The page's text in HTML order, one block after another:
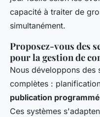
capacité à traiter de
simultanément.
Proposez-vous des
pour la gestion de
Nous développons des
complètes :
publication
Ces systèmes